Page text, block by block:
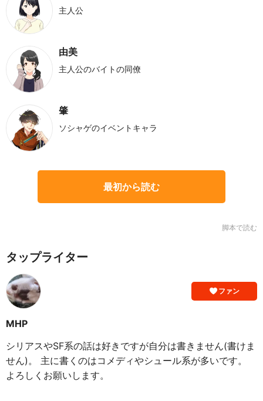
主人公
由美
主人公のバイトの同僚
肇
ソシャゲのイベントキャラ
最初から読む
脚本で読む
タップライター
ファン
MHP
シリアスやSF系の話は好きですが自分は書きません(書けま
せん)。 主に書くのはコメディやシュール系が多いです。
よろしくお願いします。